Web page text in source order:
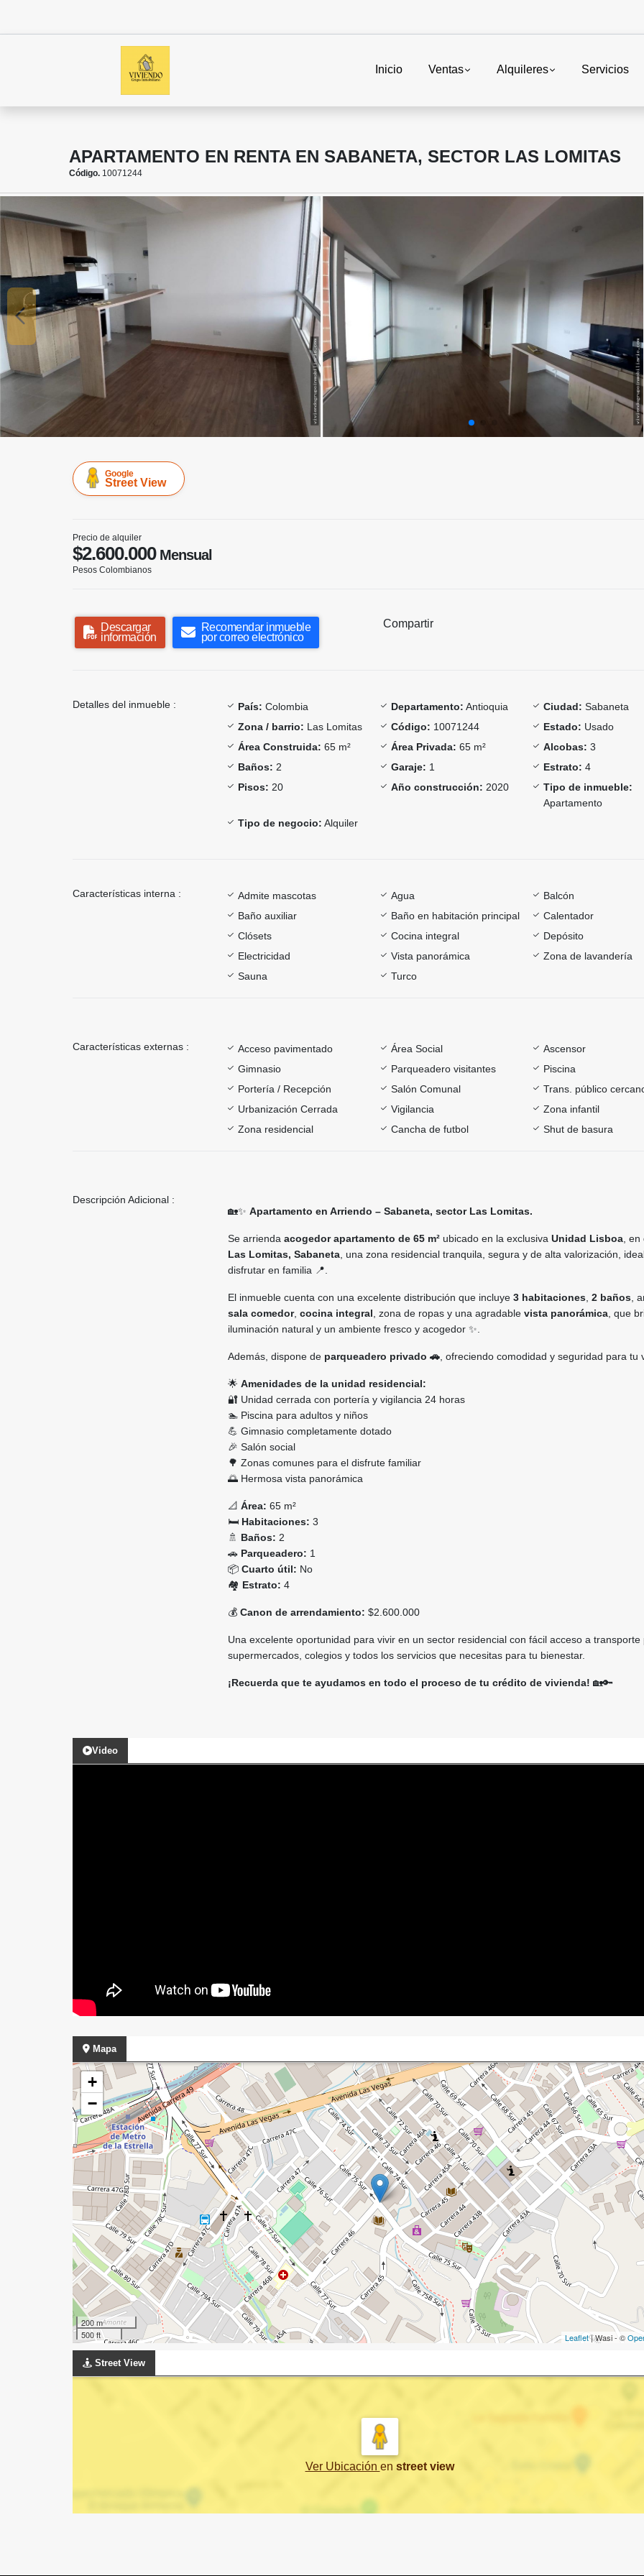
Inicio Ventas Alquileres Servicios
APARTAMENTO EN RENTA EN SABANETA, SECTOR LAS LOMITAS
Código. 10071244
Google
Street View
Precio de alquiler
$2.600.000Mensual
Pesos Colombianos
Descargar
información
Recomendar inmueble
por correo electrónico
Compartir
Detalles del inmueble : País: Colombia Departamento: Antioquia Ciudad: Sabaneta
Zona / barrio: Las Lomitas Código: 10071244 Estado: Usado
Área Construida: 65 m² Área Privada: 65 m² Alcobas: 3
Baños: 2 Garaje: 1 Estrato: 4
Pisos: 20 Año construcción: 2020
Tipo de inmueble:
Apartamento
Tipo de negocio: Alquiler
Características interna : Admite mascotas Agua
Balcón
Baño auxiliar
Baño en habitación principal
Calentador
Clósets
Cocina integral
Depósito
Electricidad
Vista panorámica
Zona de lavandería
Sauna
Turco
Características externas : Acceso pavimentado Área Social
Ascensor
Gimnasio
Parqueadero visitantes
Piscina
Portería / Recepción
Salón Comunal
Trans. público
Urbanización Cerrada
Vigilancia
Zona infantil
Zona residencial
Cancha de futbol Shut de basura
Descripción Adicional :
🏡✨ Apartamento en Arriendo – Sabaneta, sector Las Lomitas.
Se arrienda acogedor apartamento de 65 m² ubicado en la exclusiva Unidad Lisboa ,
Las Lomitas, Sabaneta , una zona residencial tranquila, segura y de alta valorización,
disfrutar en familia 📍.
El inmueble cuenta con una excelente distribución que incluye 3 habitaciones 2 baños ,
sala comedor, cocina integral , zona de ropas y una agradable vista panorámica , que
iluminación natural y un ambiente fresco y acogedor ✨.
Además, dispone de parqueadero privado 🚗 , ofreciendo comodidad y seguridad para tu
🌟 Amenidades de la unidad residencial:
🔐 Unidad cerrada con portería y vigilancia 24 horas
🏊 Piscina para adultos y niños
💪 Gimnasio completamente dotado
🎉 Salón social
🌳 Zonas comunes para el disfrute familiar
🌅 Hermosa vista panorámica
📐 Área: 65 m²
🛏️ Habitaciones: 3
🚿 Baños: 2
🚗 Parqueadero: 1
📦 Cuarto útil: No
🏘️ Estrato: 4
💰 Canon de arrendamiento: $2.600.000
Una excelente oportunidad para vivir en un sector residencial con fácil acceso a transporte
supermercados, colegios y todos los servicios que necesitas para tu bienestar.
¡Recuerda que te ayudamos en todo el proceso de tu crédito de vivienda! 🏡🔑
Video
Mapa
+
−
200 m
500 ft
Leaflet| Wasi - ©
Street View
Ver Ubicación en street view